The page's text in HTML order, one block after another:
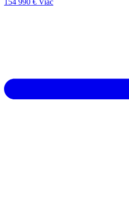
154 990 € Viac